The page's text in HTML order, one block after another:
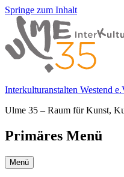
Springe zum Inhalt
Interkulturanstalten Westend
Ulme 35 – Raum für Kunst,
Primäres Menü
Menü